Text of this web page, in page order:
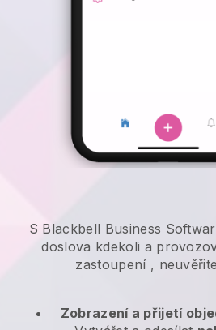
S Blackbell Business
doslova kdekoli a
zastoupení,
Zobrazení a přijetí